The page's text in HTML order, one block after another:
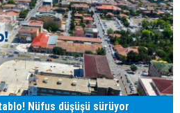
Nüfus düşüşü sürüyor